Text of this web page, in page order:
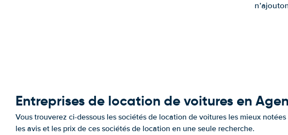
Entreprises de location de voitures en Agen
Vous trouverez ci-dessous les sociétés de location de voitures les mieux
les avis et les prix de ces sociétés de location en une seule recherche.